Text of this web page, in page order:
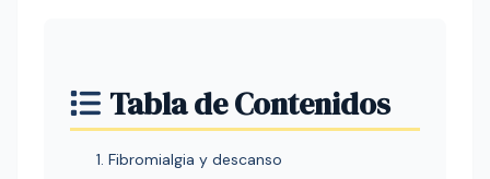
Tabla de Contenidos
1. Fibromialgia y descanso